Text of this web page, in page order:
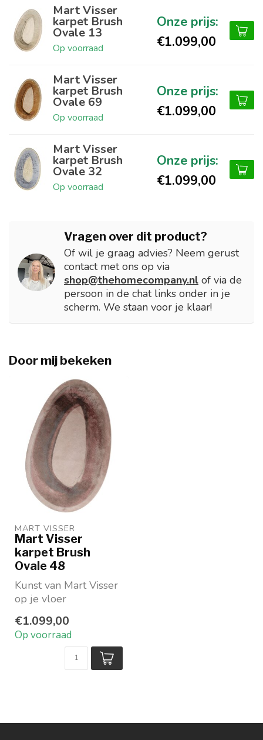
Mart Visser
karpet Brush
Ovale 13
Op voorraad €1.099,00
Mart Visser
karpet Brush
Ovale 69
Op voorraad €1.099,00
Mart Visser
karpet Brush
Ovale 32
Op voorraad €1.099,00
Vragen over dit product?
Of wil je graag advies? Neem gerust
contact met ons op via
shop@thehomecompany.nl of via de
persoon in de chat links onder in je
scherm. We staan voor je klaar!
Door mij bekeken
MART VISSER
Mart Visser
karpet Brush
Ovale 48
Kunst van Mart Visser
op je vloer
Beschikbaar in 4
prachtige kleur...
€1.099,00
Op voorraad